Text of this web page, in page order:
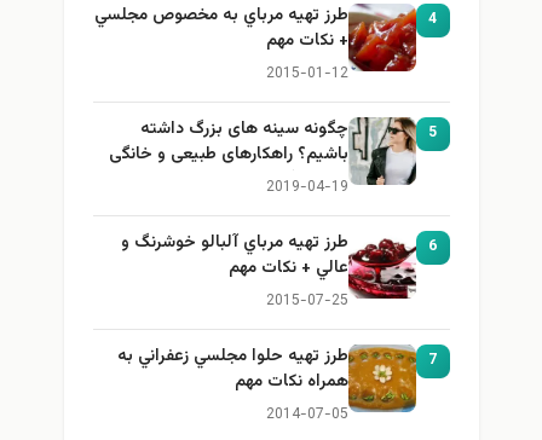
4
طرز تهيه مرباي به مخصوص مجلسي
+ نكات مهم
2015-01-12
5
چگونه سینه های بزرگ داشته
باشیم؟ راهکارهای طبیعی و خانگی
برای بزرگ کردن سینه
2019-04-19
6
طرز تهيه مرباي آلبالو خوشرنگ و
عالي + نكات مهم
2015-07-25
7
طرز تهيه حلوا مجلسي زعفراني به
همراه نكات مهم
2014-07-05